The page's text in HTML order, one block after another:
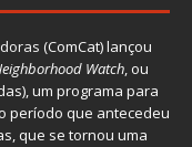
(ComCat) lançou
Watch, ou
um programa para
período que antecedeu
que se tornou uma